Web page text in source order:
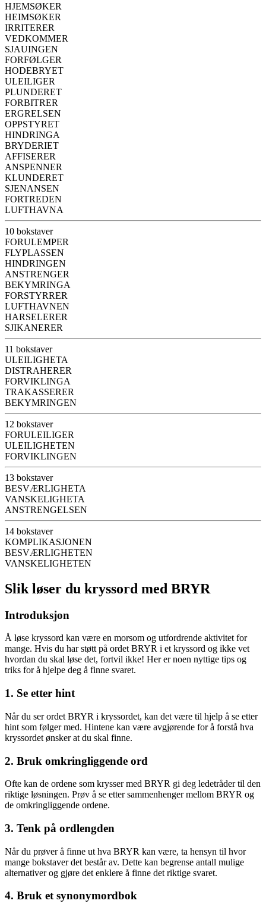
HJEMSØKER
HEIMSØKER
IRRITERER
VEDKOMMER
SJAUINGEN
FORFØLGER
HODEBRYET
ULEILIGER
PLUNDERET
FORBITRER
ERGRELSEN
OPPSTYRET
HINDRINGA
BRYDERIET
AFFISERER
ANSPENNER
KLUNDERET
SJENANSEN
FORTREDEN
LUFTHAVNA
10 bokstaver
FORULEMPER
FLYPLASSEN
HINDRINGEN
ANSTRENGER
BEKYMRINGA
FORSTYRRER
LUFTHAVNEN
HARSELERER
SJIKANERER
11 bokstaver
ULEILIGHETA
DISTRAHERER
FORVIKLINGA
TRAKASSERER
BEKYMRINGEN
12 bokstaver
FORULEILIGER
ULEILIGHETEN
FORVIKLINGEN
13 bokstaver
BESVÆRLIGHETA
VANSKELIGHETA
ANSTRENGELSEN
14 bokstaver
KOMPLIKASJONEN
BESVÆRLIGHETEN
VANSKELIGHETEN
Slik løser du kryssord med BRYR
Introduksjon
Å løse kryssord kan være en morsom og utfordrende aktivitet for
mange. Hvis du har støtt på ordet BRYR i et kryssord og ikke vet
hvordan du skal løse det, fortvil ikke! Her er noen nyttige tips og
triks for å hjelpe deg å finne svaret.
1. Se etter hint
Når du ser ordet BRYR i kryssordet, kan det være til hjelp å se etter
hint som følger med. Hintene kan være avgjørende for å forstå hva
kryssordet ønsker at du skal finne.
2. Bruk omkringliggende ord
Ofte kan de ordene som krysser med BRYR gi deg ledetråder til den
riktige løsningen. Prøv å se etter sammenhenger mellom BRYR og
de omkringliggende ordene.
3. Tenk på ordlengden
Når du prøver å finne ut hva BRYR kan være, ta hensyn til hvor
mange bokstaver det består av. Dette kan begrense antall mulige
alternativer og gjøre det enklere å finne det riktige svaret.
4. Bruk et synonymordbok